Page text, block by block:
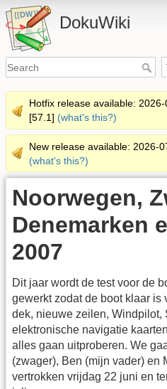
DokuWiki
Hotfix release available: 2026-
[57.1] (what's this?)
New release available: 2026-
(what's this?)
Noorwegen,
Denemarken
2007
Dit jaar wordt de test voor de
gewerkt zodat de boot klaar
dek, nieuwe zeilen, Windpilot,
elektronische navigatie
alles gaan uitproberen. We
(zwager), Ben (mijn vader) en
vertrokken vrijdag 22 juni en